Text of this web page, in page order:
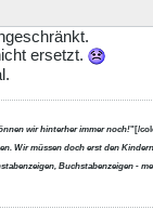
ersetzt.
wir hinterher immer noch!"[/
Wir müssen doch erst den Kindern
Buchstabenzeigen -